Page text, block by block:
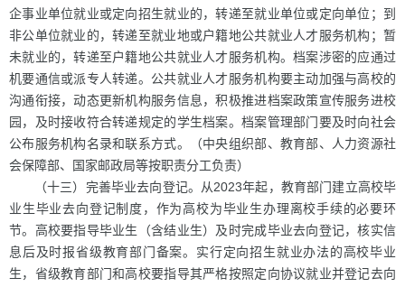
企事业单位就业或定向招生就业的，转递至就业单位或定向单位；到
非公单位就业的，转递至就业地或户籍地公共就业人才服务机构；暂
未就业的，转递至户籍地公共就业人才服务机构。档案涉密的应通过
机要通信或派专人转递。公共就业人才服务机构要主动加强与高校的
沟通衔接，动态更新机构服务信息，积极推进档案政策宣传服务进校
园，及时接收符合转递规定的学生档案。档案管理部门要及时向社会
公布服务机构名录和联系方式。（中央组织部、教育部、人力资源社
会保障部、国家邮政局等按职责分工负责）
（十三）完善毕业去向登记。从2023年起，教育部门建立高校毕
业生毕业去向登记制度，作为高校为毕业生办理离校手续的必要环
节。高校要指导毕业生（含结业生）及时完成毕业去向登记，核实信
息后及时报省级教育部门备案。实行定向招生就业办法的高校毕业
生，省级教育部门和高校要指导其严格按照定向协议就业并登记去向